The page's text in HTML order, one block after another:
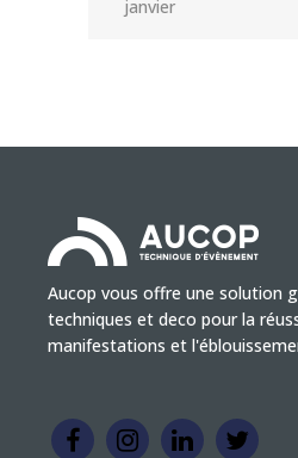
janvier
Aucop vous offre une solution
techniques et deco pour la
manifestations et